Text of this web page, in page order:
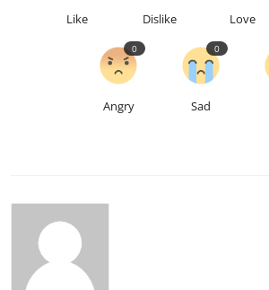
Like Dislike Love
Angry
0
Sad
0